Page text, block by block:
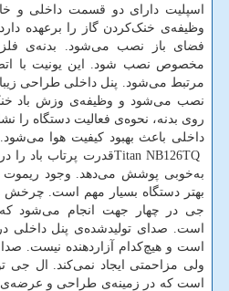
اسپلیت دارای دو قسمت داخلی
وظیفه‌ی خنک‌کردن گاز را برعهده
فضای باز نصب می‌شود. بدنه‌ی
مخصوص نصب شود. این یونیت با
مرتبط می‌شود. پنل داخلی طراحی
نصب می‌شود و وظیفه‌ی وزش باد خنک
روی بدنه، نحوه‌ی فعالیت دستگاه را
داخلی باعث بهبود کیفیت هوا
Titan NB126TQقدرت پرتاب باد را
به‌خوبی پوشش می‌دهد. وجود ریموت
بهتر دستگاه بسیار مهم است. چرخش
جی در چهار جهت انجام می‌شود که
است. صدای تولیدشده‌ی پنل داخلی
است و هیچ‌کدام آزاردهنده نیست.
ولی مزاحمتی ایجاد نمی‌کند. ال جی
است که در زمینه‌ی طراحی و عرضه‌ی